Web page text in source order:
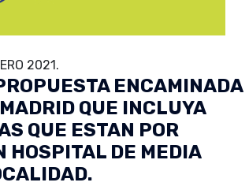
2021.
ENCAMINADA
QUE INCLUYA
QUE ESTAN POR
HOSPITAL DE MEDIA